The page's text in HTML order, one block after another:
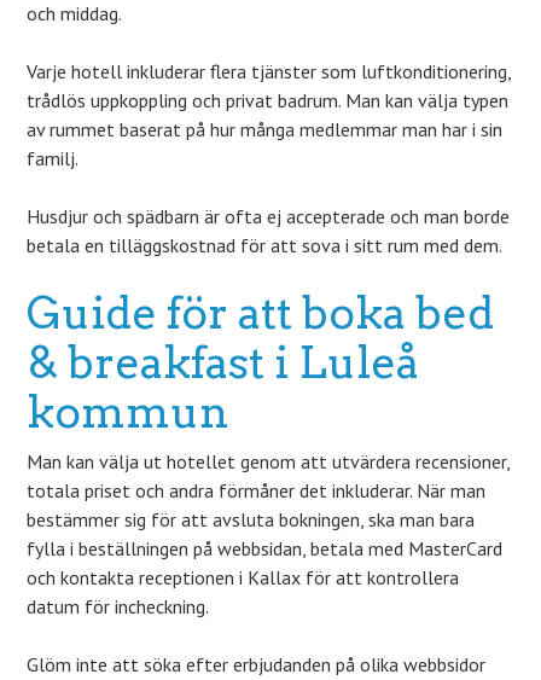
och middag.
Varje hotell inkluderar flera tjänster som luftkonditionering,
trådlös uppkoppling och privat badrum. Man kan välja typen
av rummet baserat på hur många medlemmar man har i sin
familj.
Husdjur och spädbarn är ofta ej accepterade och man borde
betala en tilläggskostnad för att sova i sitt rum med dem.
Guide för att boka bed
& breakfast i Luleå
kommun
Man kan välja ut hotellet genom att utvärdera recensioner,
totala priset och andra förmåner det inkluderar. När man
bestämmer sig för att avsluta bokningen, ska man bara
fylla i beställningen på webbsidan, betala med MasterCard
och kontakta receptionen i Kallax för att kontrollera
datum för incheckning.
Glöm inte att söka efter erbjudanden på olika webbsidor